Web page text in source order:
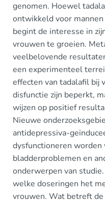
genomen. Hoewel
ontwikkeld voor
begint de interesse in
vrouwen te groeien.
veelbelovende
een experimenteel
effecten van tadalafil bij
disfunctie zijn beperkt,
wijzen op positief
Nieuwe
antidepressiva-
dysfunctioneren worden
bladderproblemen en
onderwerpen van
welke doseringen het
vrouwen. Wat betreft